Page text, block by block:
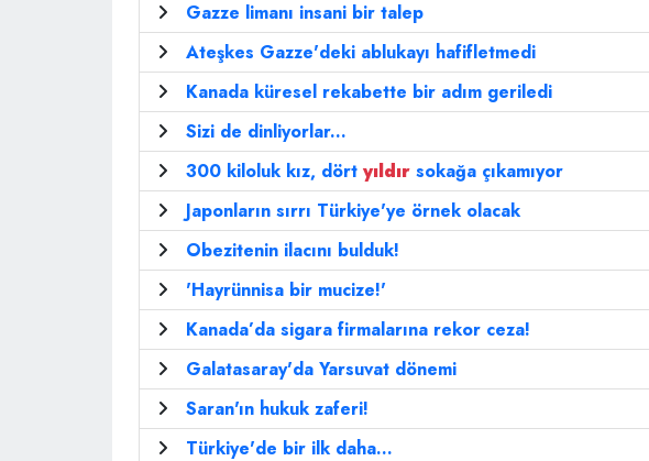
Gazze limanı insani bir talep
Ateşkes Gazze'deki ablukayı hafifletmedi
Kanada küresel rekabette bir adım geriledi
Sizi de dinliyorlar...
300 kiloluk kız, dört yıldır sokağa çıkamıyor
Japonların sırrı Türkiye'ye örnek olacak
Obezitenin ilacını bulduk!
'Hayrünnisa bir mucize!'
Kanada’da sigara firmalarına rekor ceza!
Galatasaray'da Yarsuvat dönemi
Saran'ın hukuk zaferi!
Türkiye'de bir ilk daha...